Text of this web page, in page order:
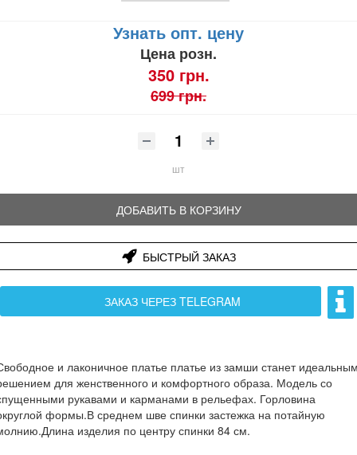
Узнать опт. цену
Цена розн.
350 грн.
699 грн.
шт
ДОБАВИТЬ В КОРЗИНУ
БЫСТРЫЙ ЗАКАЗ
ЗАКАЗ ЧЕРЕЗ TELEGRAM
и лаконичное платье платье из замши станет
для женственного и комфортного образа. Модель со
рукавами и карманами в рельефах. Горловина
формы.В среднем шве спинки застежка на потайную
изделия по центру спинки 84 см.